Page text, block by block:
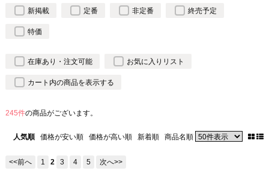
新掲載 定番 非定番 終売予定
特価
在庫あり・注文可能 お気に入りリスト
カート内の商品を表示する
245件の商品がございます。
人気順 価格が安い順 価格が高い順 新着順 商品名順
<<前へ 1 2 3 4 5 次へ>>